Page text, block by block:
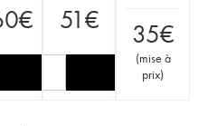
€ 51€ 35€
(mise à
prix)